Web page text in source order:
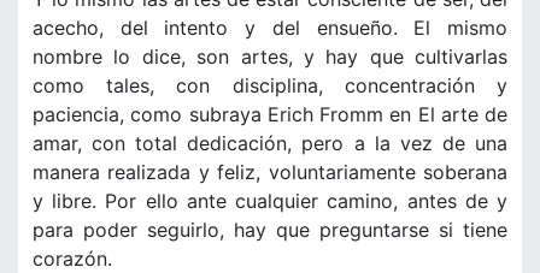
acecho, del intento y del ensueño. El mismo
nombre lo dice, son artes, y hay que cultivarlas
como tales, con disciplina, concentración y
paciencia, como subraya Erich Fromm en El arte de
amar, con total dedicación, pero a la vez de una
manera realizada y feliz, voluntariamente soberana
y libre. Por ello ante cualquier camino, antes de y
para poder seguirlo, hay que preguntarse si tiene
corazón.